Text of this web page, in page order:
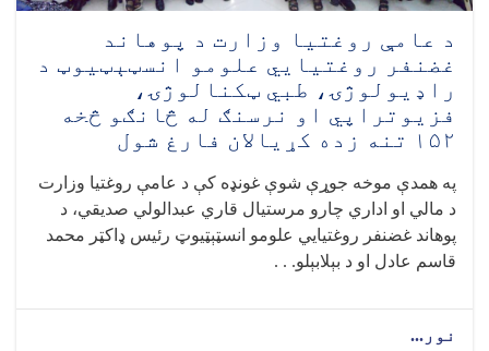
د
پروګرامونه
ترسره
شول
د عامې روغتیا وزارت د پوهاند
غضنفر روغتیايي علومو انسټېټیوټ د
راډیولوژۍ، طبي ټکنالوژۍ،
فزیوتراپي او نرسنګ له څانګو څخه
۱۵۲ تنه زده‌ کړیالان فارغ شول
په همدې موخه جوړې شوې غونډه کې د عامې روغتیا وزارت
د مالي او اداري چارو مرستیال قاري عبدالولي صدیقي، د
پوهاند غضنفر روغتیايي علومو انسټېټیوټ رئیس ډاکټر محمد
قاسم عادل او د بېلابېلو. . .
نور...